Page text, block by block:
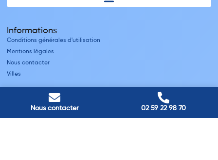
Nous contacter 02 59 22 98 70
Informations
Conditions générales d'utilisation
Mentions légales
Nous contacter
Villes
Nos adresses
Louviers
45 avenue Winston Churchill, Louviers, France